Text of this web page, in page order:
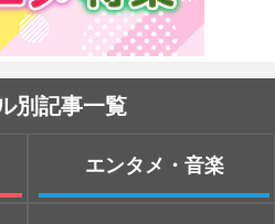
別記事一覧
エンタメ・音楽